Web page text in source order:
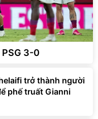
3-0
trở thành người
phế truất Gianni